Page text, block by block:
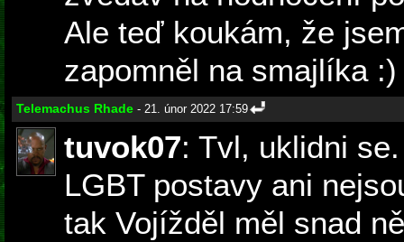
Ale teď koukám, že
zapomněl na smajlíka
Telemachus Rhade - 21. únor 2022 17:59
tuvok07: Tvl, uklidni
LGBT postavy ani
tak Vojížděl měl snad